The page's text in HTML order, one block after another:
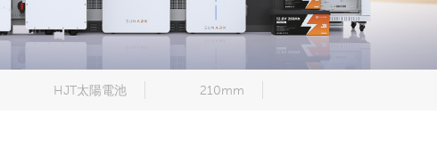
HJT太陽電池 210mm